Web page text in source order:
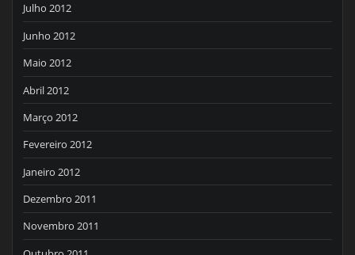
Julho 2012
Junho 2012
Maio 2012
Abril 2012
Março 2012
Fevereiro 2012
Janeiro 2012
Dezembro 2011
Novembro 2011